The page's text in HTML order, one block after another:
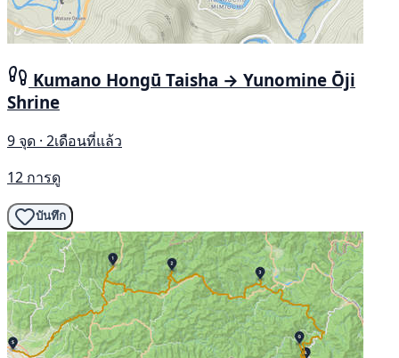
Kumano Hongū Taisha → Yunomine Ōji
Shrine
9 จุด · 2เดือนที่แล้ว
12 การดู
บันทึก